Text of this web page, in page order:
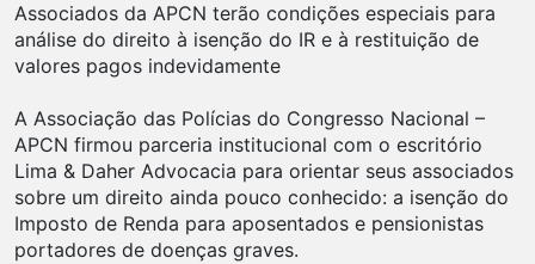
Associados da APCN terão condições especiais para
análise do direito à isenção do IR e à restituição de
valores pagos indevidamente
A Associação das Polícias do Congresso Nacional –
APCN firmou parceria institucional com o escritório
Lima & Daher Advocacia para orientar seus associados
sobre um direito ainda pouco conhecido: a isenção do
Imposto de Renda para aposentados e pensionistas
portadores de doenças graves.